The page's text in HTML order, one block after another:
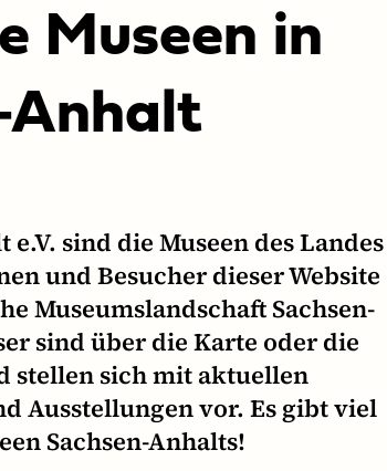
Museen in
Anhalt
sind die Museen des Landes
und Besucher dieser Website
Museumslandschaft Sachsen-
sind über die Karte oder die
stellen sich mit aktuellen
Ausstellungen vor. Es gibt viel
Sachsen-Anhalts!